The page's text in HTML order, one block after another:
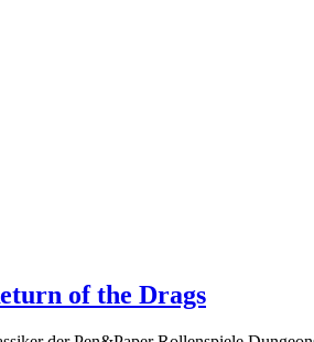
of the Drags